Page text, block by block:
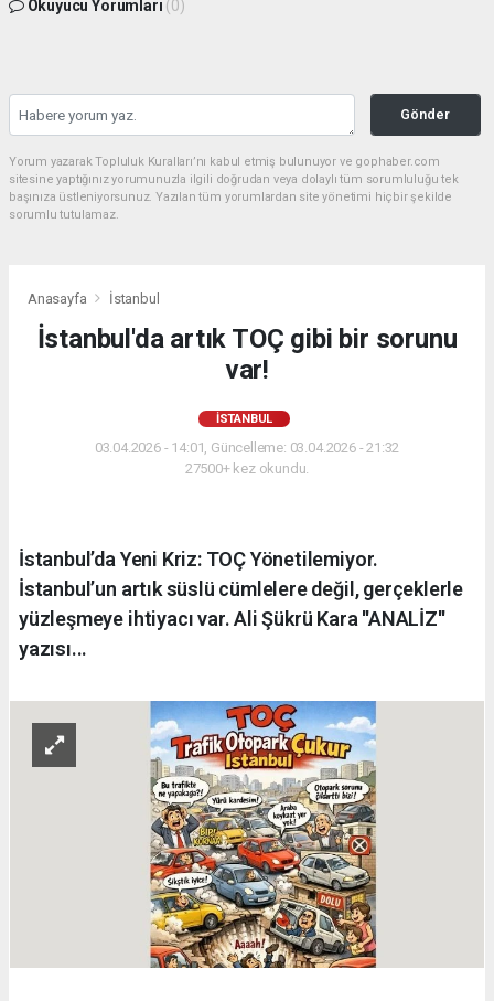
Okuyucu Yorumları (0)
Gönder
Yorum yazarak Topluluk Kuralları’nı kabul etmiş bulunuyor ve gophaber.com
sitesine yaptığınız yorumunuzla ilgili doğrudan veya dolaylı tüm sorumluluğu tek
başınıza üstleniyorsunuz. Yazılan tüm yorumlardan site yönetimi hiçbir şekilde
sorumlu tutulamaz.
Anasayfa İstanbul
İstanbul'da artık TOÇ gibi bir sorunu
var!
İSTANBUL
03.04.2026 - 14:01, Güncelleme: 03.04.2026 - 21:32
27500+ kez okundu.
İstanbul’da Yeni Kriz: TOÇ Yönetilemiyor.
İstanbul’un artık süslü cümlelere değil, gerçeklerle
yüzleşmeye ihtiyacı var. Ali Şükrü Kara ''ANALİZ''
yazısı...